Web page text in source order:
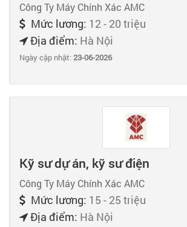
Công Ty Máy Chính Xác AMC
Mức lương: 12 - 20 triệu
Địa điểm: Hà Nội
Ngày cập nhật:23-06-2026
Kỹ sư dự án, kỹ sư điện
Công Ty Máy Chính Xác AMC
Mức lương: 15 - 25 triệu
Địa điểm: Hà Nội